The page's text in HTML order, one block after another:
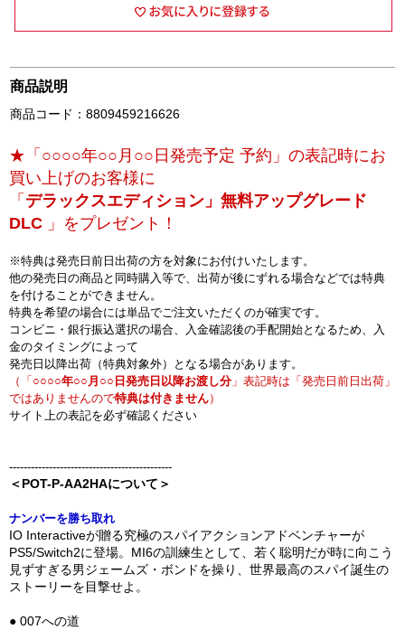
商品説明
商品コード：8809459216626
★「○○○○年○○月○○日発売予定 予約」の表記時にお
買い上げのお客様に
「 デラックスエディション」無料アップグレード
DLC 」をプレゼント！
※特典は発売日前日出荷の方を対象にお付けいたします。
他の発売日の商品と同時購入等で、出荷が後にずれる場合などでは特典
を付けることができません。
特典を希望の場合には単品でご注文いただくのが確実です。
コンビニ・銀行振込選択の場合、入金確認後の手配開始となるため、入
金のタイミングによって
発売日以降出荷（特典対象外）となる場合があります。
（「 ○○○○年○○月○○日発売日以降お渡し分」表記時は「発売日前日出荷」
ではありませんので特典は付きません）
サイト上の表記を必ず確認ください
---------------------------------------------
＜POT-P-AA2HAについて＞
ナンバーを勝ち取れ
IO Interactiveが贈る究極のスパイアクションアドベンチャーが
PS5/Switch2に登場。MI6の訓練生として、若く聡明だが時に向こう
見ずすぎる男ジェームズ・ボンドを操り、世界最高のスパイ誕生の
ストーリーを目撃せよ。
● 007への道